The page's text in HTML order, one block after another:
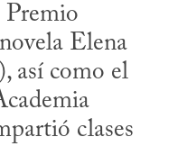
Premio
Elena
así como el
clases